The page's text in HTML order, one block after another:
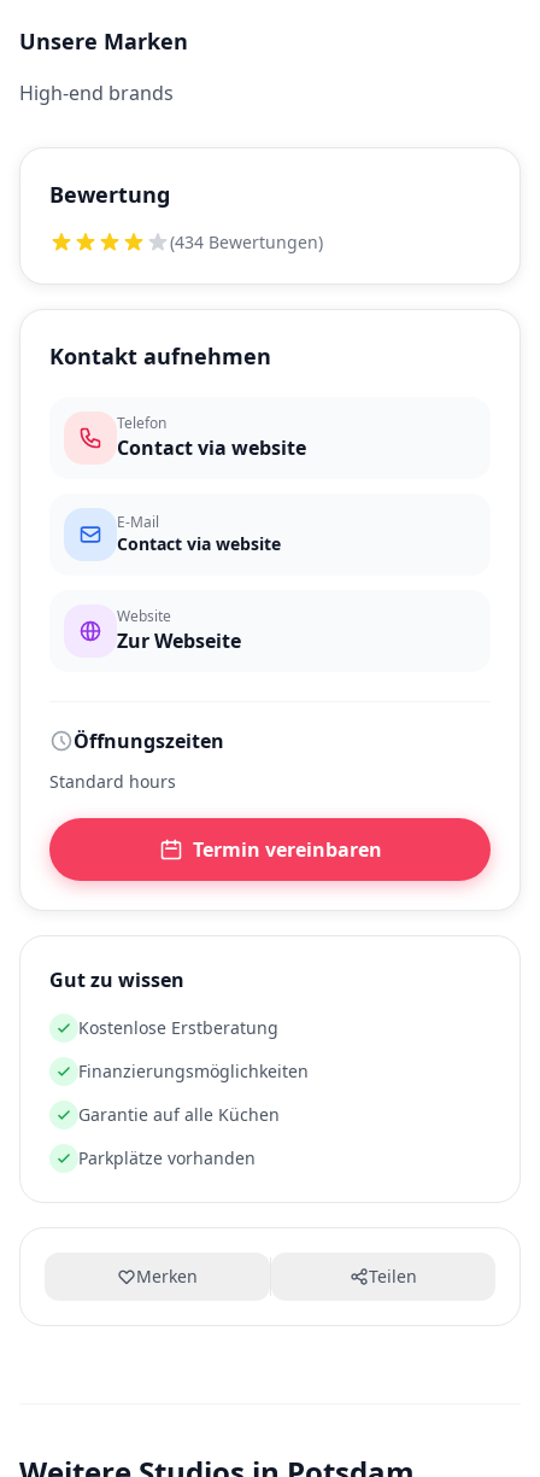
Unsere Marken
High-end brands
Bewertung
(434 Bewertungen)
Kontakt aufnehmen
Telefon
Contact via website
E-Mail
Contact via website
Website
Zur Webseite
Öffnungszeiten
Standard hours
Termin vereinbaren
Gut zu wissen
Kostenlose Erstberatung
Finanzierungsmöglichkeiten
Garantie auf alle Küchen
Parkplätze vorhanden
Merken Teilen